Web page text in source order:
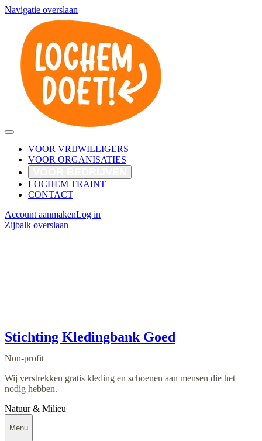
Navigatie overslaan
VOOR VRIJWILLIGERS
VOOR ORGANISATIES
LOCHEM TRAINT
CONTACT
Account aanmakenLog in
Zijbalk overslaan
Stichting Kledingbank Goed
Non-profit
Wij verstrekken gratis kleding en schoenen aan mensen die het
nodig hebben.
Natuur & Milieu
Menu